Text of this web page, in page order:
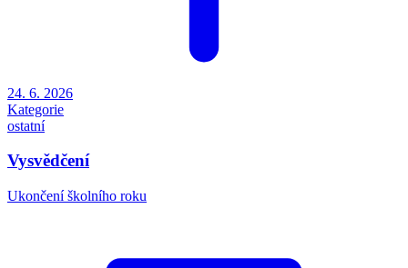
24. 6. 2026
Kategorie
ostatní
Vysvědčení
Ukončení školního roku